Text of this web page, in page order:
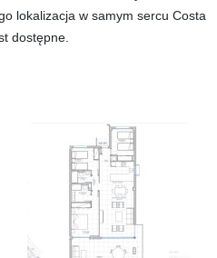
lokalizacja w samym sercu Costa
dostępne.